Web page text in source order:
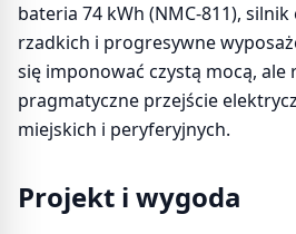
bateria 74 kWh (NMC-811),
rzadkich i progresywne
się imponować czystą mocą, ale
pragmatyczne przejście
miejskich i peryferyjnych.
Projekt i wygoda